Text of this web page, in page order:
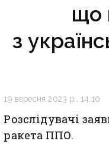
що
з
19 вересня 2023 р., 14:10
Розслідувачі
ракета ППО.